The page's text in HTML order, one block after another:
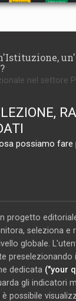
nel settore
possiamo fare
progetto
seleziona e
globale.
dedicata ("your
gli indicatori
possibile